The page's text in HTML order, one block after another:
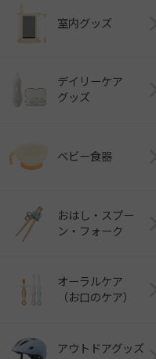
室内グッズ
デイリーケア
グッズ
ベビー食器
おはし・スプー
ン・フォーク
オーラルケア
（お口のケア）
アウトドアグッズ